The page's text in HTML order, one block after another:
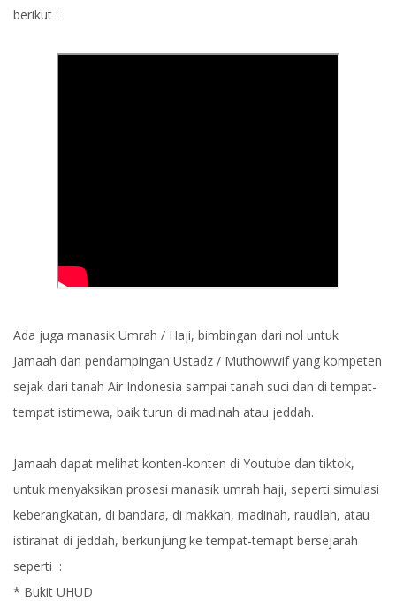
berikut :
Ada juga manasik Umrah / Haji, bimbingan dari nol untuk
Jamaah dan pendampingan Ustadz / Muthowwif yang kompeten
sejak dari tanah Air Indonesia sampai tanah suci dan di tempat-
tempat istimewa, baik turun di madinah atau jeddah.
Jamaah dapat melihat konten-konten di Youtube dan tiktok,
untuk menyaksikan prosesi manasik umrah haji, seperti simulasi
keberangkatan, di bandara, di makkah, madinah, raudlah, atau
istirahat di jeddah, berkunjung ke tempat-temapt bersejarah
seperti :
* Bukit UHUD